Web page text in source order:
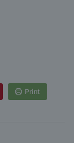
Print